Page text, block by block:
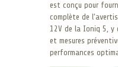
est conçu pour
complète de
12V de la Ioniq 5, y
et mesures
performances